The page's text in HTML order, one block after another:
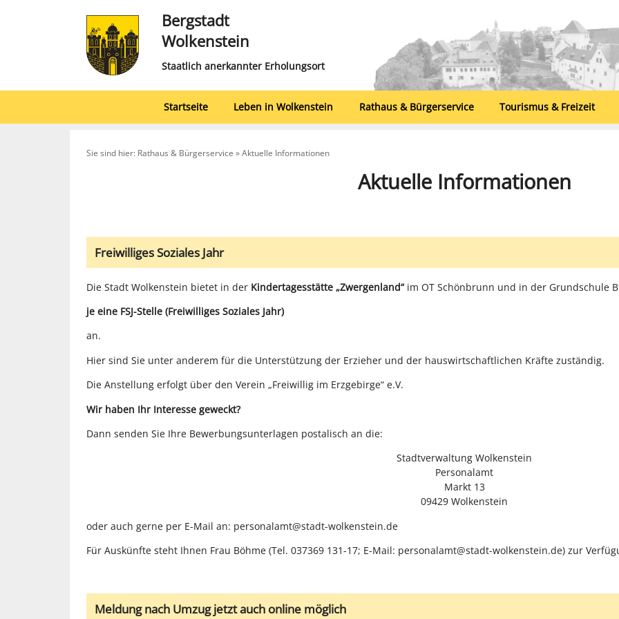
Bergstadt
Wolkenstein
Staatlich anerkannter Erholungsort
Startseite Leben in Wolkenstein Rathaus & Bürgerservice Tourismus & Freizeit
Sie sind hier: Rathaus & Bürgerservice » Aktuelle Informationen
Aktuelle Informationen
Freiwilliges Soziales Jahr
Die Stadt Wolkenstein bietet in der Kindertagesstätte „Zwergenland“im OT Schönbrunn und in der Grundschule
je eine FSJ-Stelle (Freiwilliges Soziales Jahr)
an.
Hier sind Sie unter anderem für die Unterstützung der Erzieher und der hauswirtschaftlichen Kräfte zuständig.
Die Anstellung erfolgt über den Verein „Freiwillig im Erzgebirge“ e.V.
Wir haben Ihr Interesse geweckt?
Dann senden Sie Ihre Bewerbungsunterlagen postalisch an die:
Stadtverwaltung Wolkenstein
Personalamt
Markt 13
09429 Wolkenstein
oder auch gerne per E-Mail an: personalamt@stadt-wolkenstein.de
Für Auskünfte steht Ihnen Frau Böhme (Tel. 037369 131-17; E-Mail: personalamt@stadt-wolkenstein.de) zur
Meldung nach Umzug jetzt auch online möglich